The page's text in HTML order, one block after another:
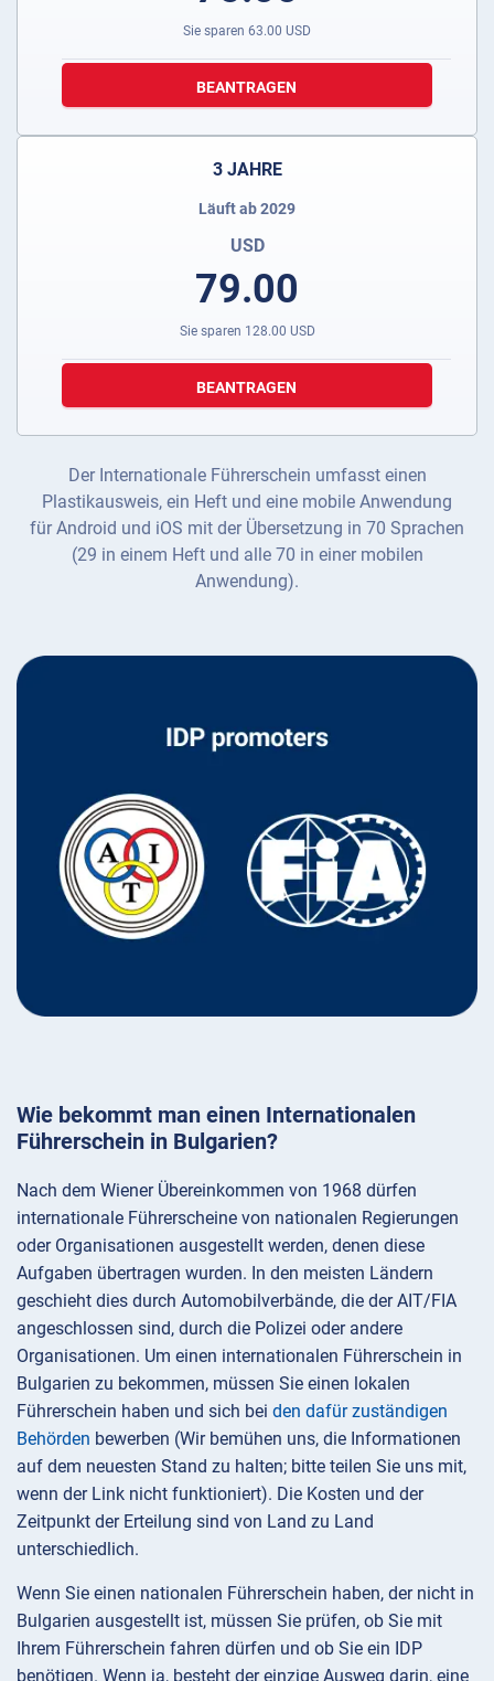
Sie sparen 63.00 USD
BEANTRAGEN
3 JAHRE
Läuft ab 2029
USD
79.00
Sie sparen 128.00 USD
BEANTRAGEN
Der Internationale Führerschein umfasst einen
Plastikausweis, ein Heft und eine mobile Anwendung
für Android und iOS mit der Übersetzung in 70 Sprachen
(29 in einem Heft und alle 70 in einer mobilen
Anwendung).
Wie bekommt man einen Internationalen
Führerschein in Bulgarien?
Nach dem Wiener Übereinkommen von 1968 dürfen
internationale Führerscheine von nationalen Regierungen
oder Organisationen ausgestellt werden, denen diese
Aufgaben übertragen wurden. In den meisten Ländern
geschieht dies durch Automobilverbände, die der AIT/FIA
angeschlossen sind, durch die Polizei oder andere
Organisationen. Um einen internationalen Führerschein in
Bulgarien zu bekommen, müssen Sie einen lokalen
Führerschein haben und sich bei den dafür zuständigen
Behörden bewerben (Wir bemühen uns, die Informationen
auf dem neuesten Stand zu halten; bitte teilen Sie uns mit,
wenn der Link nicht funktioniert). Die Kosten und der
Zeitpunkt der Erteilung sind von Land zu Land
unterschiedlich.
Wenn Sie einen nationalen Führerschein haben, der nicht in
Bulgarien ausgestellt ist, müssen Sie prüfen, ob Sie mit
Ihrem Führerschein fahren dürfen und ob Sie ein IDP
benötigen. Wenn ja, besteht der einzige Ausweg darin, eine